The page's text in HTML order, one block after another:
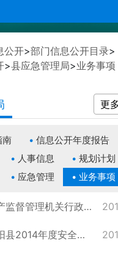
公开>部门信息公开目录>
>县应急管理局>业务事项
更
南
信息公开年度报告
人事信息
规划计划
应急管理 业务事项
湖南省安全生产监督管理机关行政检查暂行办法
关于印发《岳阳县2014年度安全生产“四大三基”行动实施方案》的通知